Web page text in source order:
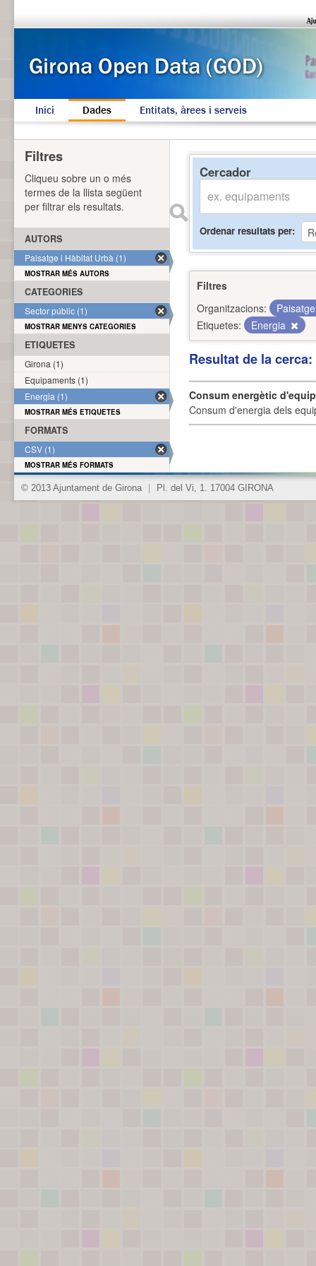
Inici Dades Entitats, àrees i serveis
Cercador
Ordenar resultats per
Filtres
Organitzacions:
Etiquetes:
Energia
Resultat de la
Consum energètic
Consum d'energia dels
Filtres
Cliqueu sobre un o més
termes de la llista següent
per filtrar els resultats.
AUTORS
Paisatge i Hàbitat Urbà (1)
MOSTRAR MÉS AUTORS
CATEGORIES
Sector públic (1)
MOSTRAR MENYS CATEGORIES
ETIQUETES
Girona (1)
Equipaments (1)
Energia (1)
MOSTRAR MÉS ETIQUETES
FORMATS
CSV (1)
MOSTRAR MÉS FORMATS
© 2013 Ajuntament de Girona Pl. del Vi, 1. 17004 GIRONA